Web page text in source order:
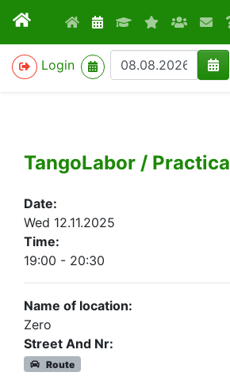
Login
>
TangoLabor / Practica
Date:
Wed 12.11.2025
Time:
19:00 - 20:30
Name of location:
Zero
Street And Nr:
Route